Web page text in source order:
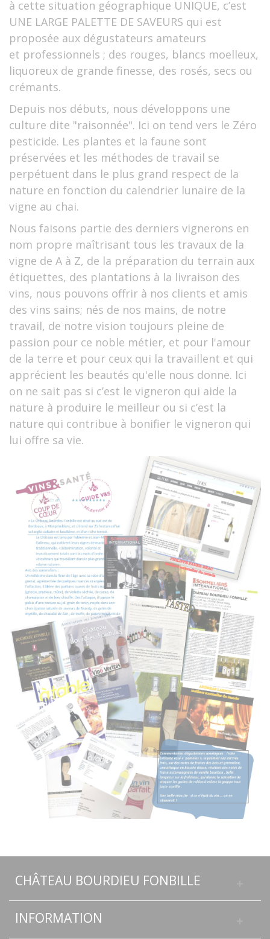
à cette situation géographique UNIQUE, c’est
UNE LARGE PALETTE DE SAVEURS qui est
proposée aux dégustateurs amateurs
et professionnels ; des rouges, blancs moelleux,
liquoreux de grande finesse, des rosés, secs ou
crémants.
Depuis nos débuts, nous développons une
culture dite "raisonnée". Ici on tend vers le Zéro
pesticide. Les plantes et la faune sont
préservées et les méthodes de travail se
perpétuent dans le plus grand respect de la
nature en fonction du calendrier lunaire de la
vigne au chai.
Nous faisons partie des derniers vignerons en
nom propre maîtrisant tous les travaux de la
vigne de A à Z, de la préparation du terrain aux
étiquettes, des plantations à la livraison des
vins, nous pouvons offrir à nos clients et amis
des vins sains; nés de nos mains, de notre
travail, de notre vision toujours pleine de
passion pour ce noble métier, et pour l'amour
de la terre et pour ceux qui la travaillent et qui
apprécient les beautés qu'elle nous donne. Ici
on ne sait pas si c’est le vigneron qui aide la
nature à produire le meilleur ou si c’est la
nature qui contribue à bonifier le vigneron qui
lui offre sa vie.
CHÂTEAU BOURDIEU FONBILLE
INFORMATION